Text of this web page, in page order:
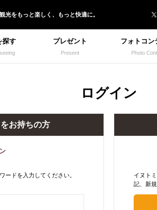
光をもっと楽しく、 もっと快適に。
探す プレゼント
Present
フォトコン
Photo
ログイン
お持ちの方
ードを入力してください。
イヌト
記、新